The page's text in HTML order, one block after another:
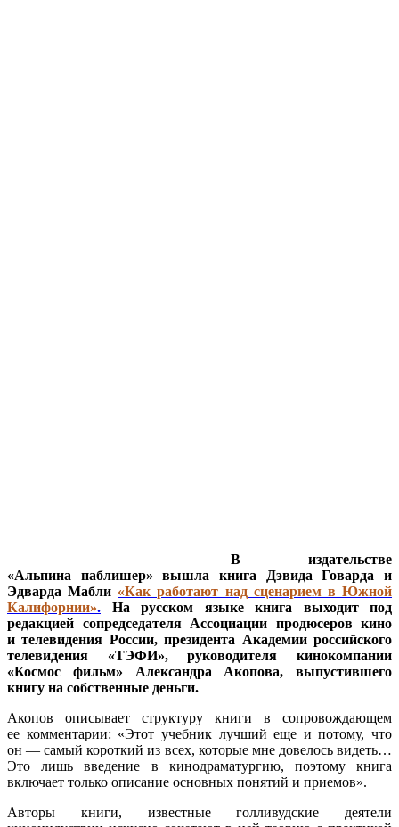
В издательстве
«Альпина паблишер» вышла книга Дэвида Говарда и
Эдварда Мабли «Как работают над сценарием в Южной
Калифорнии». На русском языке книга выходит под
редакцией сопредседателя Ассоциации продюсеров кино
и телевидения России, президента Академии российского
телевидения «ТЭФИ», руководителя кинокомпании
«Космос фильм» Александра Акопова, выпустившего
книгу на собственные деньги.
Акопов описывает структуру книги в сопровождающем
ее комментарии: «Этот учебник лучший еще и потому, что
он — самый короткий из всех, которые мне довелось видеть…
Это лишь введение в кинодраматургию, поэтому книга
включает только описание основных понятий и приемов».
Авторы книги, известные голливудские деятели